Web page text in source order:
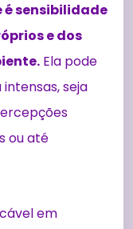
sensibilidade
e dos
Ela pode
seja
ou até
em